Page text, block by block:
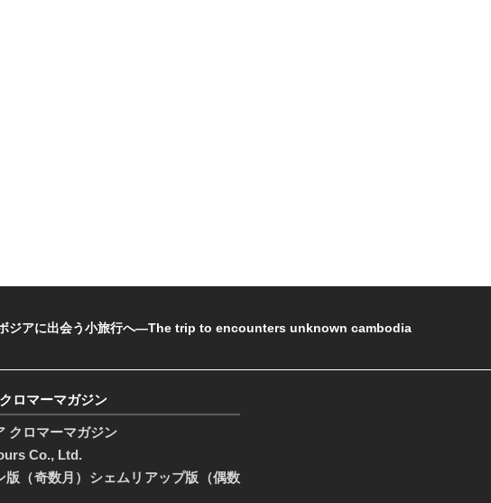
ジアに出会う小旅行へ―The trip to encounters unknown cambodia
ロマーマガジン
クロマーマガジン
Co., Ltd.
版（奇数月）シェムリアップ版（偶数